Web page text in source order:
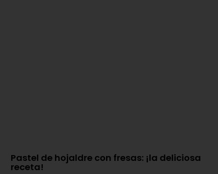
Pastel de hojaldre con fresas: ¡la deliciosa
receta!